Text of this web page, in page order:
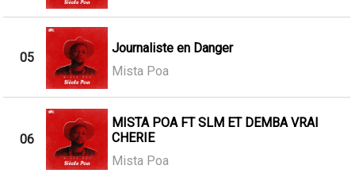
05
Journaliste en Danger
Mista Poa
06
MISTA POA FT SLM ET DEMBA VRAI
CHERIE
Mista Poa